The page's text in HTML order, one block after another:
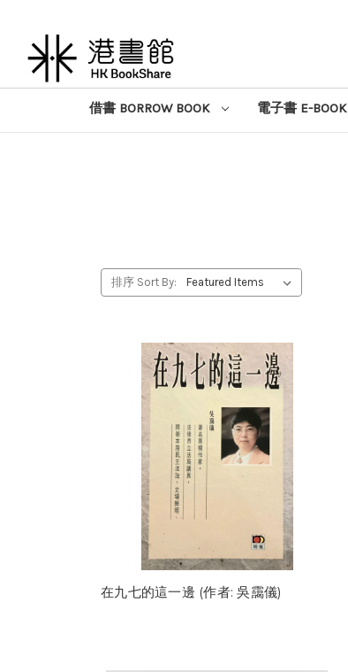
借書 BORROW BOOK 電子書 E-BOOK
排序 Sort By:
在九七的這一邊 (作者: 吳靄儀)